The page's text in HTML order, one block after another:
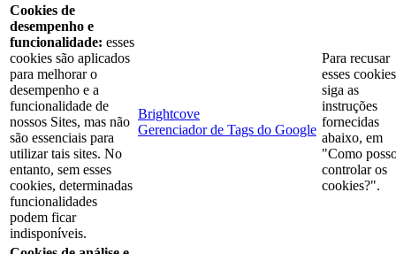
Cookies de
desempenho e
funcionalidade: esses
cookies são aplicados
para melhorar o
desempenho e a
funcionalidade de
nossos Sites, mas não
são essenciais para
utilizar tais sites. No
entanto, sem esses
cookies, determinadas
funcionalidades
podem ficar
indisponíveis.
Brightcove
Gerenciador de Tags do Google
Para recusar
esses
siga as
instruções
fornecidas
abaixo, em
"Como
controlar os
cookies?".